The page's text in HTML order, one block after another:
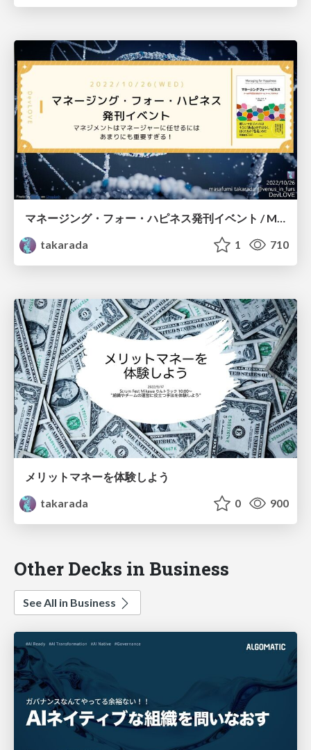
マネージング・フォー・ハピネス発刊イベント / Management is too important to leave to the managers
takarada
1 710
メリットマネーを体験しよう
takarada
0 900
Other Decks in Business
See All in Business